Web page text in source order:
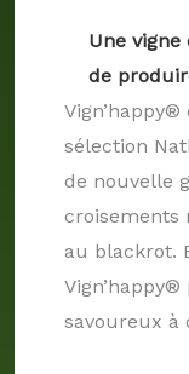
Une
de
sélection
de nouvelle
croisements
au blackrot.
savoureux à